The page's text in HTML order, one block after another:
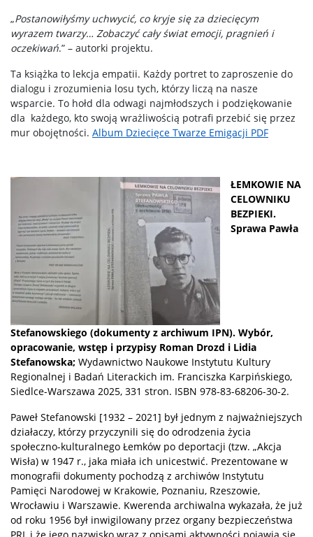
„Postanowiłyśmy uchwycić, co kryje się za dziecięcym
wyrazem twarzy… Zobaczyć cały świat emocji, pragnień i
oczekiwań.” – autorki projektu.
Ta książka to lekcja empatii. Każdy portret to zaproszenie do
dialogu i zrozumienia losu tych, którzy liczą na nasze
wsparcie. To hołd dla odwagi najmłodszych i podziękowanie
dla każdego, kto swoją wrażliwością potrafi przebić się przez
mur obojętności. Album Dziecięce Twarze Emigacji PDF
ŁEMKOWIE NA
CELOWNIKU
BEZPIEKI.
Sprawa Pawła
Stefanowskiego (dokumenty z archiwum IPN). Wybór,
opracowanie, wstęp i przypisy Roman Drozd i Lidia
Stefanowska; Wydawnictwo Naukowe Instytutu Kultury
Regionalnej i Badań Literackich im. Franciszka Karpińskiego,
Siedlce-Warszawa 2025, 331 stron. ISBN 978-83-68206-30-2.
Paweł Stefanowski [1932 – 2021] był jednym z najważniejszych
działaczy, którzy przyczynili się do odrodzenia życia
społeczno-kulturalnego Łemków po deportacji (tzw. „Akcja
Wisła) w 1947 r., jaka miała ich unicestwić. Prezentowane w
monografii dokumenty pochodzą z archiwów Instytutu
Pamięci Narodowej w Krakowie, Poznaniu, Rzeszowie,
Wrocławiu i Warszawie. Kwerenda archiwalna wykazała, że już
od roku 1956 był inwigilowany przez organy bezpieczeństwa